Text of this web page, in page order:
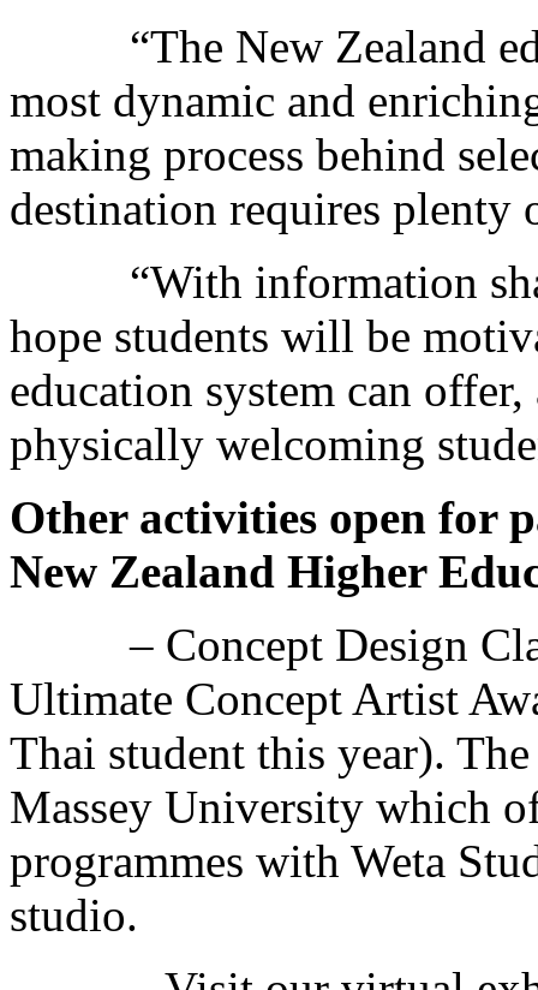
“The New Zealand
most dynamic and
making process behind
destination requires plenty
“With information
hope students will be
education system can
physically welcoming
Other activities open for
New Zealand Higher
– Concept Design
Ultimate Concept Artist
Thai student this year).
Massey University which
programmes with Weta
studio.